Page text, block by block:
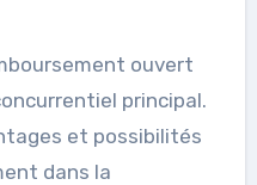
ouvert
principal.
et possibilités
dans la